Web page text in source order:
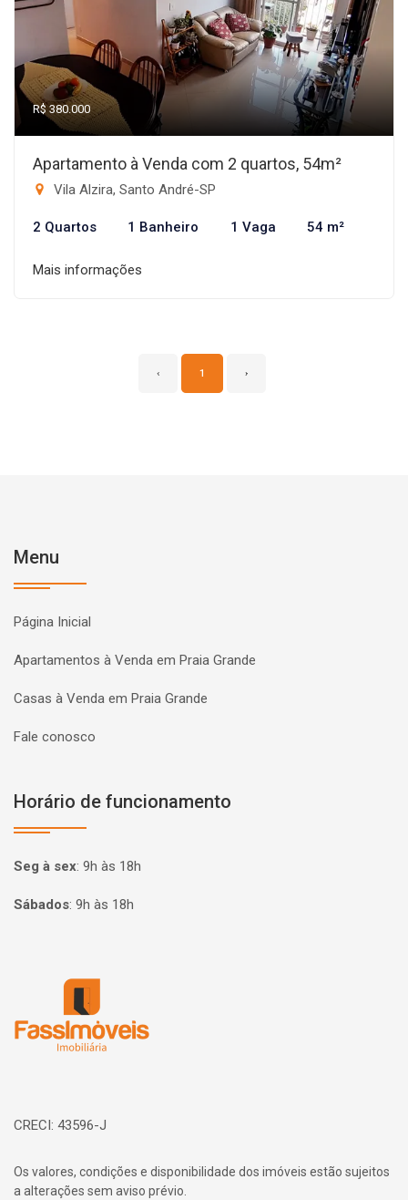
R$ 380.000
Apartamento à Venda com 2 quartos, 54m²
Vila Alzira, Santo André-SP
2 Quartos 1 Banheiro 1 Vaga 54 m²
Mais informações
‹ 1 ›
Menu
Página Inicial
Apartamentos à Venda em Praia Grande
Casas à Venda em Praia Grande
Fale conosco
Horário de funcionamento
Seg à sex: 9h às 18h
Sábados: 9h às 18h
CRECI: 43596-J
Os valores, condições e disponibilidade dos imóveis estão sujeitos
a alterações sem aviso prévio.